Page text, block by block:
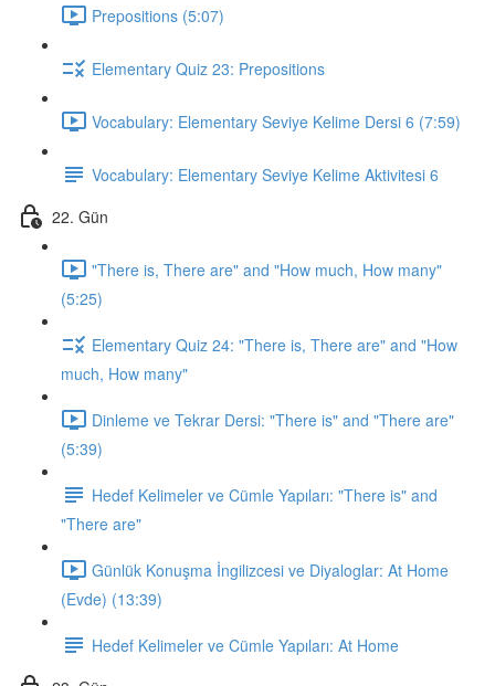
Prepositions (5:07)
Elementary Quiz 23: Prepositions
Vocabulary: Elementary Seviye Kelime Dersi 6 (7:59)
Vocabulary: Elementary Seviye Kelime Aktivitesi 6
22. Gün
"There is, There are" and "How much, How many"
(5:25)
Elementary Quiz 24: "There is, There are" and "How
much, How many"
Dinleme ve Tekrar Dersi: "There is" and "There are"
(5:39)
Hedef Kelimeler ve Cümle Yapıları: "There is" and
"There are"
Günlük Konuşma İngilizcesi ve Diyaloglar: At Home
(Evde) (13:39)
Hedef Kelimeler ve Cümle Yapıları: At Home